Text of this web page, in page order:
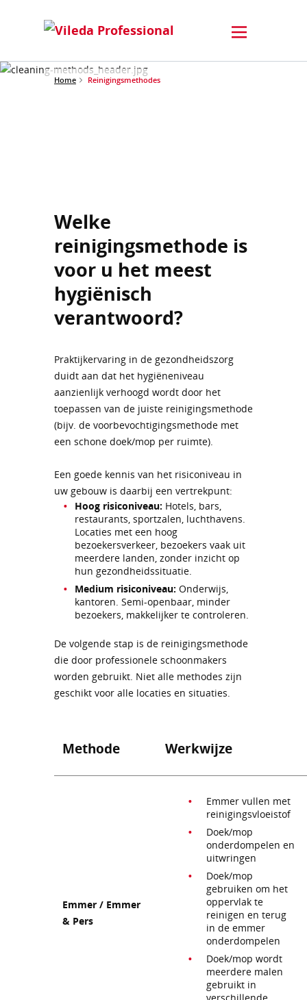
Home Reinigingsmethodes
Welke
reinigingsmethode is
voor u het meest
hygiënisch
verantwoord?
Praktijkervaring in de gezondheidszorg
duidt aan dat het hygiëneniveau
aanzienlijk verhoogd wordt door het
toepassen van de juiste reinigingsmethode
(bijv. de voorbevochtigingsmethode met
een schone doek/mop per ruimte).
Een goede kennis van het risiconiveau in
uw gebouw is daarbij een vertrekpunt:
Hoog risiconiveau: Hotels, bars,
restaurants, sportzalen, luchthavens.
Locaties met een hoog
bezoekersverkeer, bezoekers vaak uit
meerdere landen, zonder inzicht op
hun gezondheidssituatie.
Medium risiconiveau: Onderwijs,
kantoren. Semi-openbaar, minder
bezoekers, makkelijker te controleren.
De volgende stap is de reinigingsmethode
die door professionele schoonmakers
worden gebruikt. Niet alle methodes zijn
geschikt voor alle locaties en situaties.
Methode Werkwijze
Emmer / Emmer
& Pers
Emmer vullen met
reinigingsvloeistof
Doek/mop
onderdompelen en
uitwringen
Doek/mop
gebruiken om het
oppervlak te
reinigen en terug
in de emmer
onderdompelen
Doek/mop wordt
meerdere malen
gebruikt in
verschillende